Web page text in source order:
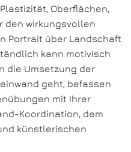
Oberflächen,
den wirkungsvollen
Portrait über Landschaft
kann motivisch
die Umsetzung der
geht, befassen
mit Ihrer
Koordination, dem
künstlerischen